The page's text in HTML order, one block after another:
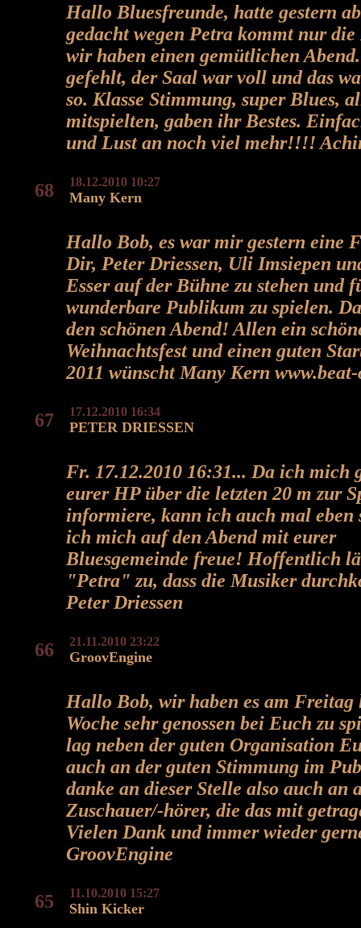
Hallo Bluesfreunde, hatte gestern
gedacht wegen Petra kommt nur
wir haben einen gemütlichen
gefehlt, der Saal war voll und das
so. Klasse Stimmung, super Blues,
mitspielten, gaben ihr Bestes.
und Lust an noch viel mehr!!!!
68 18.12.2010 10:27
Many Kern
Hallo Bob, es war mir gestern eine
Dir, Peter Driessen, Uli Imsiepen
Esser auf der Bühne zu stehen und
wunderbare Publikum zu spielen.
den schönen Abend! Allen ein
Weihnachtsfest und einen guten
2011 wünscht Many Kern www.beat-
67 17.12.2010 16:34
PETER DRIESSEN
Fr. 17.12.2010 16:31... Da ich mich
eurer HP über die letzten 20 m zur
informiere, kann ich auch mal eben
ich mich auf den Abend mit eurer
Bluesgemeinde freue! Hoffentlich
"Petra" zu, dass die Musiker
Peter Driessen
66 21.11.2010 23:22
GroovEngine
Hallo Bob, wir haben es am Freitag
Woche sehr genossen bei Euch zu
lag neben der guten Organisation
auch an der guten Stimmung im
danke an dieser Stelle also auch an
Zuschauer/-hörer, die das mit
Vielen Dank und immer wieder
GroovEngine
65 11.10.2010 15:27
Shin Kicker